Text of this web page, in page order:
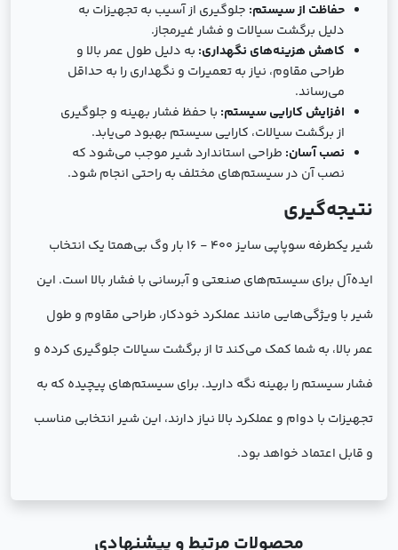
حفاظت از سیستم: جلوگیری از آسیب به تجهیزات به
دلیل برگشت سیالات و فشار غیرمجاز.
کاهش هزینه‌های نگهداری: به دلیل طول عمر بالا و
طراحی مقاوم، نیاز به تعمیرات و نگهداری را به حداقل
می‌رساند.
افزایش کارایی سیستم: با حفظ فشار بهینه و جلوگیری
از برگشت سیالات، کارایی سیستم بهبود می‌یابد.
نصب آسان: طراحی استاندارد شیر موجب می‌شود که
نصب آن در سیستم‌های مختلف به راحتی انجام شود.
نتیجه‌گیری
شیر یکطرفه سوپاپی سایز 400 - 16 بار وگ بی‌همتا یک انتخاب
ایده‌آل برای سیستم‌های صنعتی و آبرسانی با فشار بالا است. این
شیر با ویژگی‌هایی مانند عملکرد خودکار، طراحی مقاوم و طول
عمر بالا، به شما کمک می‌کند تا از برگشت سیالات جلوگیری کرده و
فشار سیستم را بهینه نگه دارید. برای سیستم‌های پیچیده که به
تجهیزات با دوام و عملکرد بالا نیاز دارند، این شیر انتخابی مناسب
و قابل اعتماد خواهد بود.
محصولات مرتبط و پیشنهادی